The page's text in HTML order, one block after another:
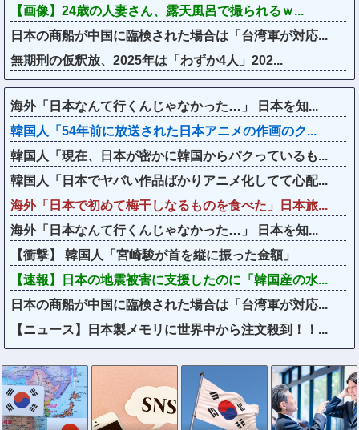
【画像】24歳の人妻さん、露天風呂で撮られるｗ...
日本の商船が中国に臨検された場合は「台湾軍が対応...
無期刑の仮釈放、2025年は「わずか4人」202...
海外「日本なんて行くんじゃなかった…」 日本を知...
韓国人「54年前に放送された日本アニメの作画のク...
韓国人「現在、日本が密かに韓国からパクっているも...
韓国人「日本でヤバい作品ばかりアニメ化してて心配...
海外「日本で初めて梅干しなるものを食べた」日本旅...
海外「日本なんて行くんじゃなかった…」 日本を知...
【衝撃】 韓国人「宮崎駿が首を縦に振った金額」
【速報】日本の地震被害に支援したのに「韓国産の水...
日本の商船が中国に臨検された場合は「台湾軍が対応...
【ニュース】日本製メモリに世界中から注文殺到！！...